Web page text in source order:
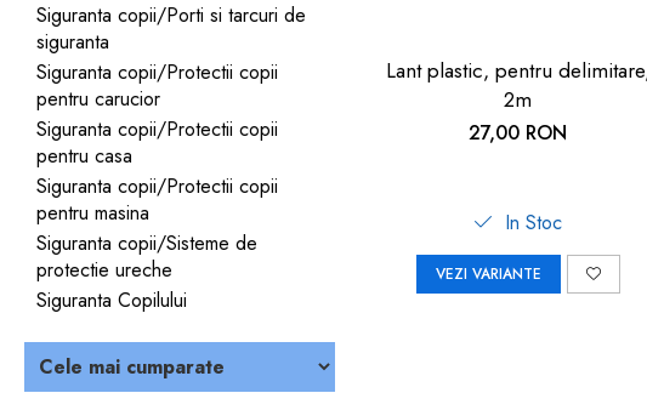
Siguranta copii/Porti si tarcuri de
siguranta
Siguranta copii/Protectii copii
pentru carucior
Siguranta copii/Protectii copii
pentru casa
Siguranta copii/Protectii copii
pentru masina
Siguranta copii/Sisteme de
protectie ureche
Siguranta Copilului
Lant plastic, pentru
2m
27,00 RON
In Stoc
VEZI VARIANTE